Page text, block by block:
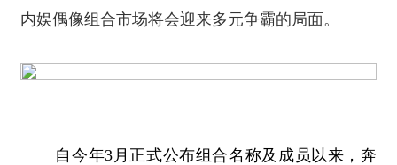
内娱偶像组合市场将会迎来多元争霸的局面。
自今年3月正式公布组合名称及成员以来，奔